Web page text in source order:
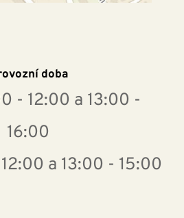
doba
- 12:00 a 13:00 -
16:00
a 13:00 - 15:00